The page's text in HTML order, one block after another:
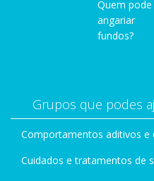
Quem pode
angariar
fundos?
Grupos que podes
Comportamentos aditivos e
Cuidados e tratamentos de